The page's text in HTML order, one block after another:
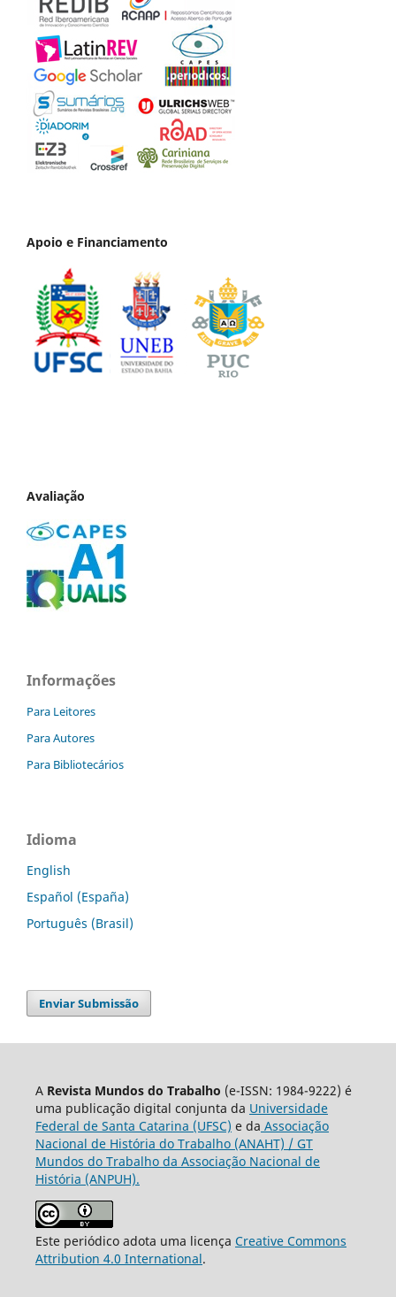
Apoio e Financiamento
Avaliação
Informações
Para Leitores
Para Autores
Para Bibliotecários
Idioma
English
Español (España)
Português (Brasil)
Enviar Submissão
A Revista Mundos do Trabalho (e-ISSN: 1984-9222) é
uma publicação digital conjunta da Universidade
Federal de Santa Catarina (UFSC) e da Associação
Nacional de História do Trabalho (ANAHT) / GT
Mundos do Trabalho da Associação Nacional de
História (ANPUH).
Este periódico adota uma licença Creative Commons
Attribution 4.0 International.